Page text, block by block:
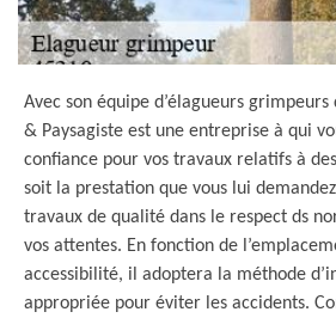
Avec son équipe d’élagueurs grimpeurs
& Paysagiste est une entreprise à qui
confiance pour vos travaux relatifs à
soit la prestation que vous lui
travaux de qualité dans le respect ds
vos attentes. En fonction de
accessibilité, il adoptera la méthode
appropriée pour éviter les accidents.